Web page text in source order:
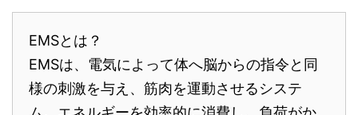
EMSとは？
EMSは、電気によって体へ脳からの指令と同
様の刺激を与え、筋肉を運動させるシステ